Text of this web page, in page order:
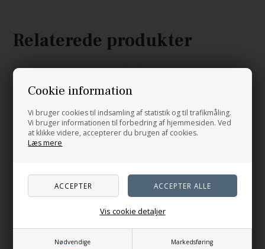
Cookie information
Vi bruger cookies til indsamling af statistik og til trafikmåling.
Vi bruger informationen til forbedring af hjemmesiden. Ved
at klikke videre, accepterer du brugen af cookies.
Læs mere
Nødvendige Markedsføring
Vis cookie detaljer
Relaterede produkter
Board
265,00DKK